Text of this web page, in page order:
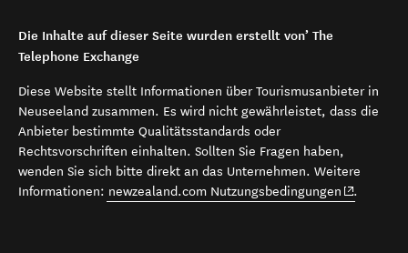
Die Inhalte auf dieser Seite wurden erstellt von’ The
Telephone Exchange
Diese Website stellt Informationen über Tourismusanbieter in
Neuseeland zusammen. Es wird nicht gewährleistet, dass die
Anbieter bestimmte Qualitätsstandards oder
Rechtsvorschriften einhalten. Sollten Sie Fragen haben,
wenden Sie sich bitte direkt an das Unternehmen. Weitere
Informationen: newzealand.com Nutzungsbedingungen (opens in
.